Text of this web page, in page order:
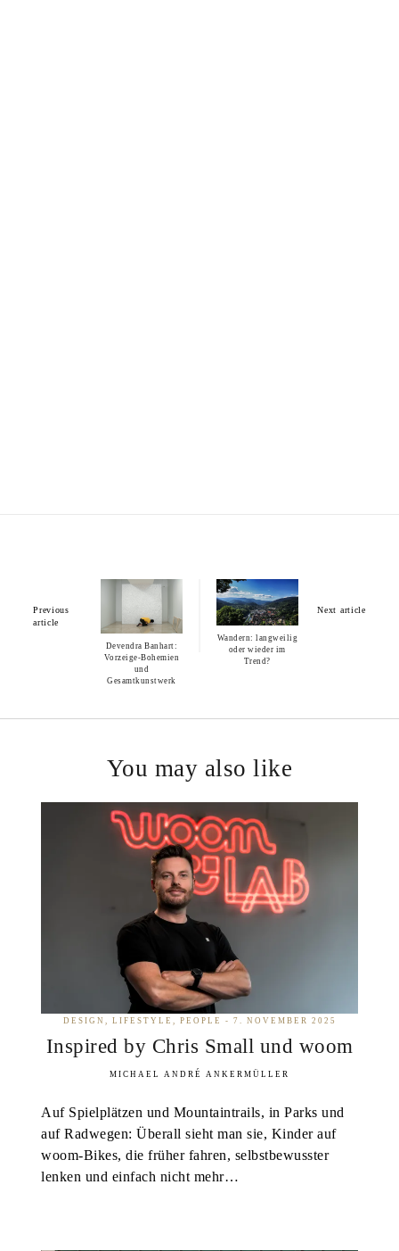
Previous
article
Devendra Banhart:
Vorzeige-Bohemien
und
Gesamtkunstwerk
Next article
Wandern: langweilig
oder wieder im
Trend?
You may also like
DESIGN LIFESTYLE PEOPLE 7. NOVEMBER 2025
Inspired by Chris Small und woom
MICHAEL ANDRÉ ANKERMÜLLER
Auf Spielplätzen und Mountaintrails, in Parks und
auf Radwegen: Überall sieht man sie, Kinder auf
woom-Bikes, die früher fahren, selbstbewusster
lenken und einfach nicht mehr…